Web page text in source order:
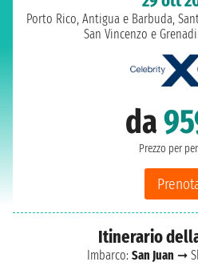
Porto Rico, Antigua e Barbuda,
San Vincenzo e
da
Prezzo per
Itinerario
Imbarco: San Juan ➞